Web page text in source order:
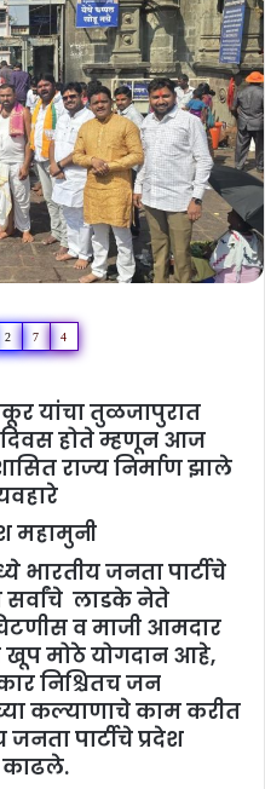
2 7 4
यांचा तुळजापुरात
दिवस होते म्हणून आज
राज्य निर्माण झाले
महामुनी
भारतीय जनता पार्टीचे
लाडके नेते
व माजी आमदार
खूप मोठे योगदान आहे,
निश्चितच जन
कल्याणाचे काम करीत
पार्टीचे प्रदेश
काढले.